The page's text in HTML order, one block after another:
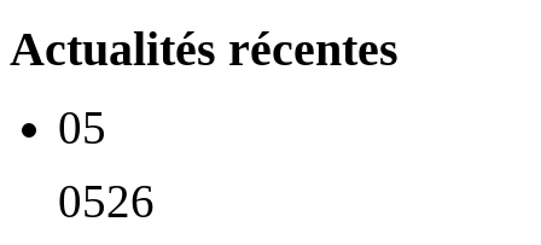
Actualités récentes
05
0526